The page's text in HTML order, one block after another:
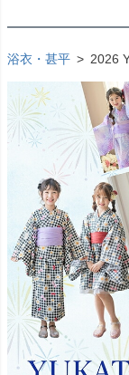
浴衣・甚平 2026